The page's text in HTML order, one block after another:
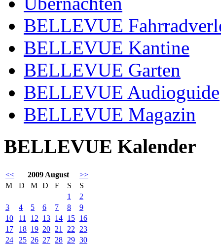
BELLEVUE
BELLEVUE Kantine
BELLEVUE Garten
BELLEVUE Audioguide
BELLEVUE Magazin
BELLEVUE Kalender
<< 2009 August
>>
M
D M D F S
S
1
2
3
4 5 6 7 8
9
10
11 12 13 14 15 16
17
18 19 20 21 22 23
24
25 26 27 28 29 30